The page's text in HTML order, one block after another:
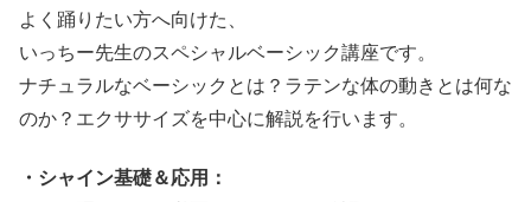
よく踊りたい方へ向けた、
いっちー先生のスペシャルベーシック講座です。
ナチュラルなベーシックとは？ラテンな体の動きとは何な
のか？エクササイズを中心に解説を行います。
・シャイン基礎＆応用：